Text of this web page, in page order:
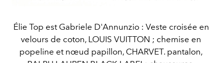
Élie Top est Gabriele D'Annunzio : Veste croisée en
velours de coton, LOUIS VUITTON ; chemise en
popeline et nœud papillon, CHARVET. pantalon,